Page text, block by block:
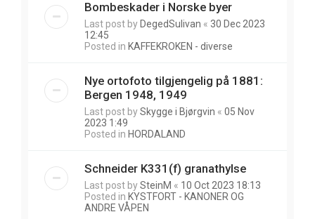
Bombeskader i Norske byer
Last post by DegedSulivan « 30 Dec 2023
12:45
Posted in KAFFEKROKEN - diverse
Nye ortofoto tilgjengelig på 1881:
Bergen 1948, 1949
Last post bySkygge i Bjørgvin « 05 Nov
2023 1:49
Posted in HORDALAND
Schneider K331(f) granathylse
Last post bySteinM « 10 Oct 2023 18:13
Posted in KYSTFORT - KANONER OG
ANDRE VÅPEN